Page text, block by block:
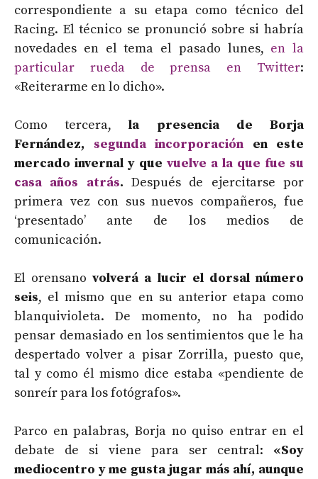
correspondiente a su etapa como técnico del
Racing. El técnico se pronunció sobre si habría
novedades en el tema el pasado lunes, en la
particular rueda de prensa en Twitter:
«Reiterarme en lo dicho».
Como tercera,la presencia de Borja
Fernández, segunda incorporación en este
mercado invernal y que vuelve a la que fue su
casa años atrás. Después de ejercitarse por
primera vez con sus nuevos compañeros, fue
‘presentado’ ante de los medios de
comunicación.
El orensanovolverá a lucir el dorsal número
seis, el mismo que en su anterior etapa como
blanquivioleta. De momento, no ha podido
pensar demasiado en los sentimientos que le ha
despertado volver a pisar Zorrilla, puesto que,
tal y como él mismo dice estaba «pendiente de
sonreír para los fotógrafos».
Parco en palabras, Borja no quiso entrar en el
debate de si viene para ser central: «Soy
mediocentro y me gusta jugar más ahí, aunque